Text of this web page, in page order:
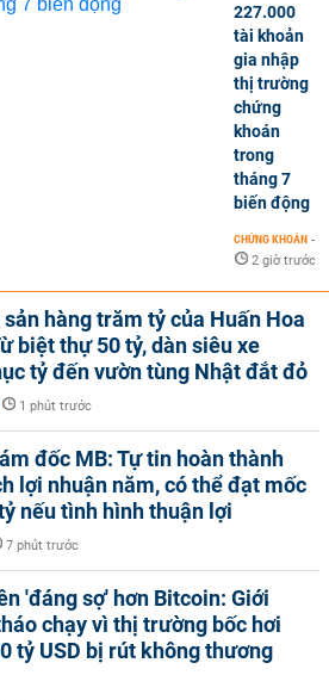
227.000
tài khoản
gia nhập
thị trường
chứng
khoán
trong
tháng 7
biến động
CHỨNG KHOÁN -
2 giờ trước
hàng trăm tỷ của Huấn Hoa
biệt thự 50 tỷ, dàn siêu xe
tỷ đến vườn tùng Nhật đắt đỏ
1 phút trước
đốc MB: Tự tin hoàn thành
lợi nhuận năm, có thể đạt mốc
nếu tình hình thuận lợi
7 phút trước
'đáng sợ' hơn Bitcoin: Giới
chạy vì thị trường bốc hơi
tỷ USD bị rút không thương